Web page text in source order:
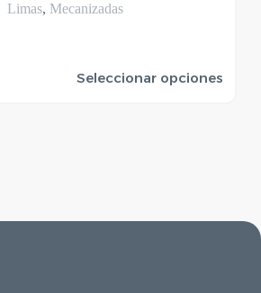
Limas, Mecanizadas
Seleccionar opciones